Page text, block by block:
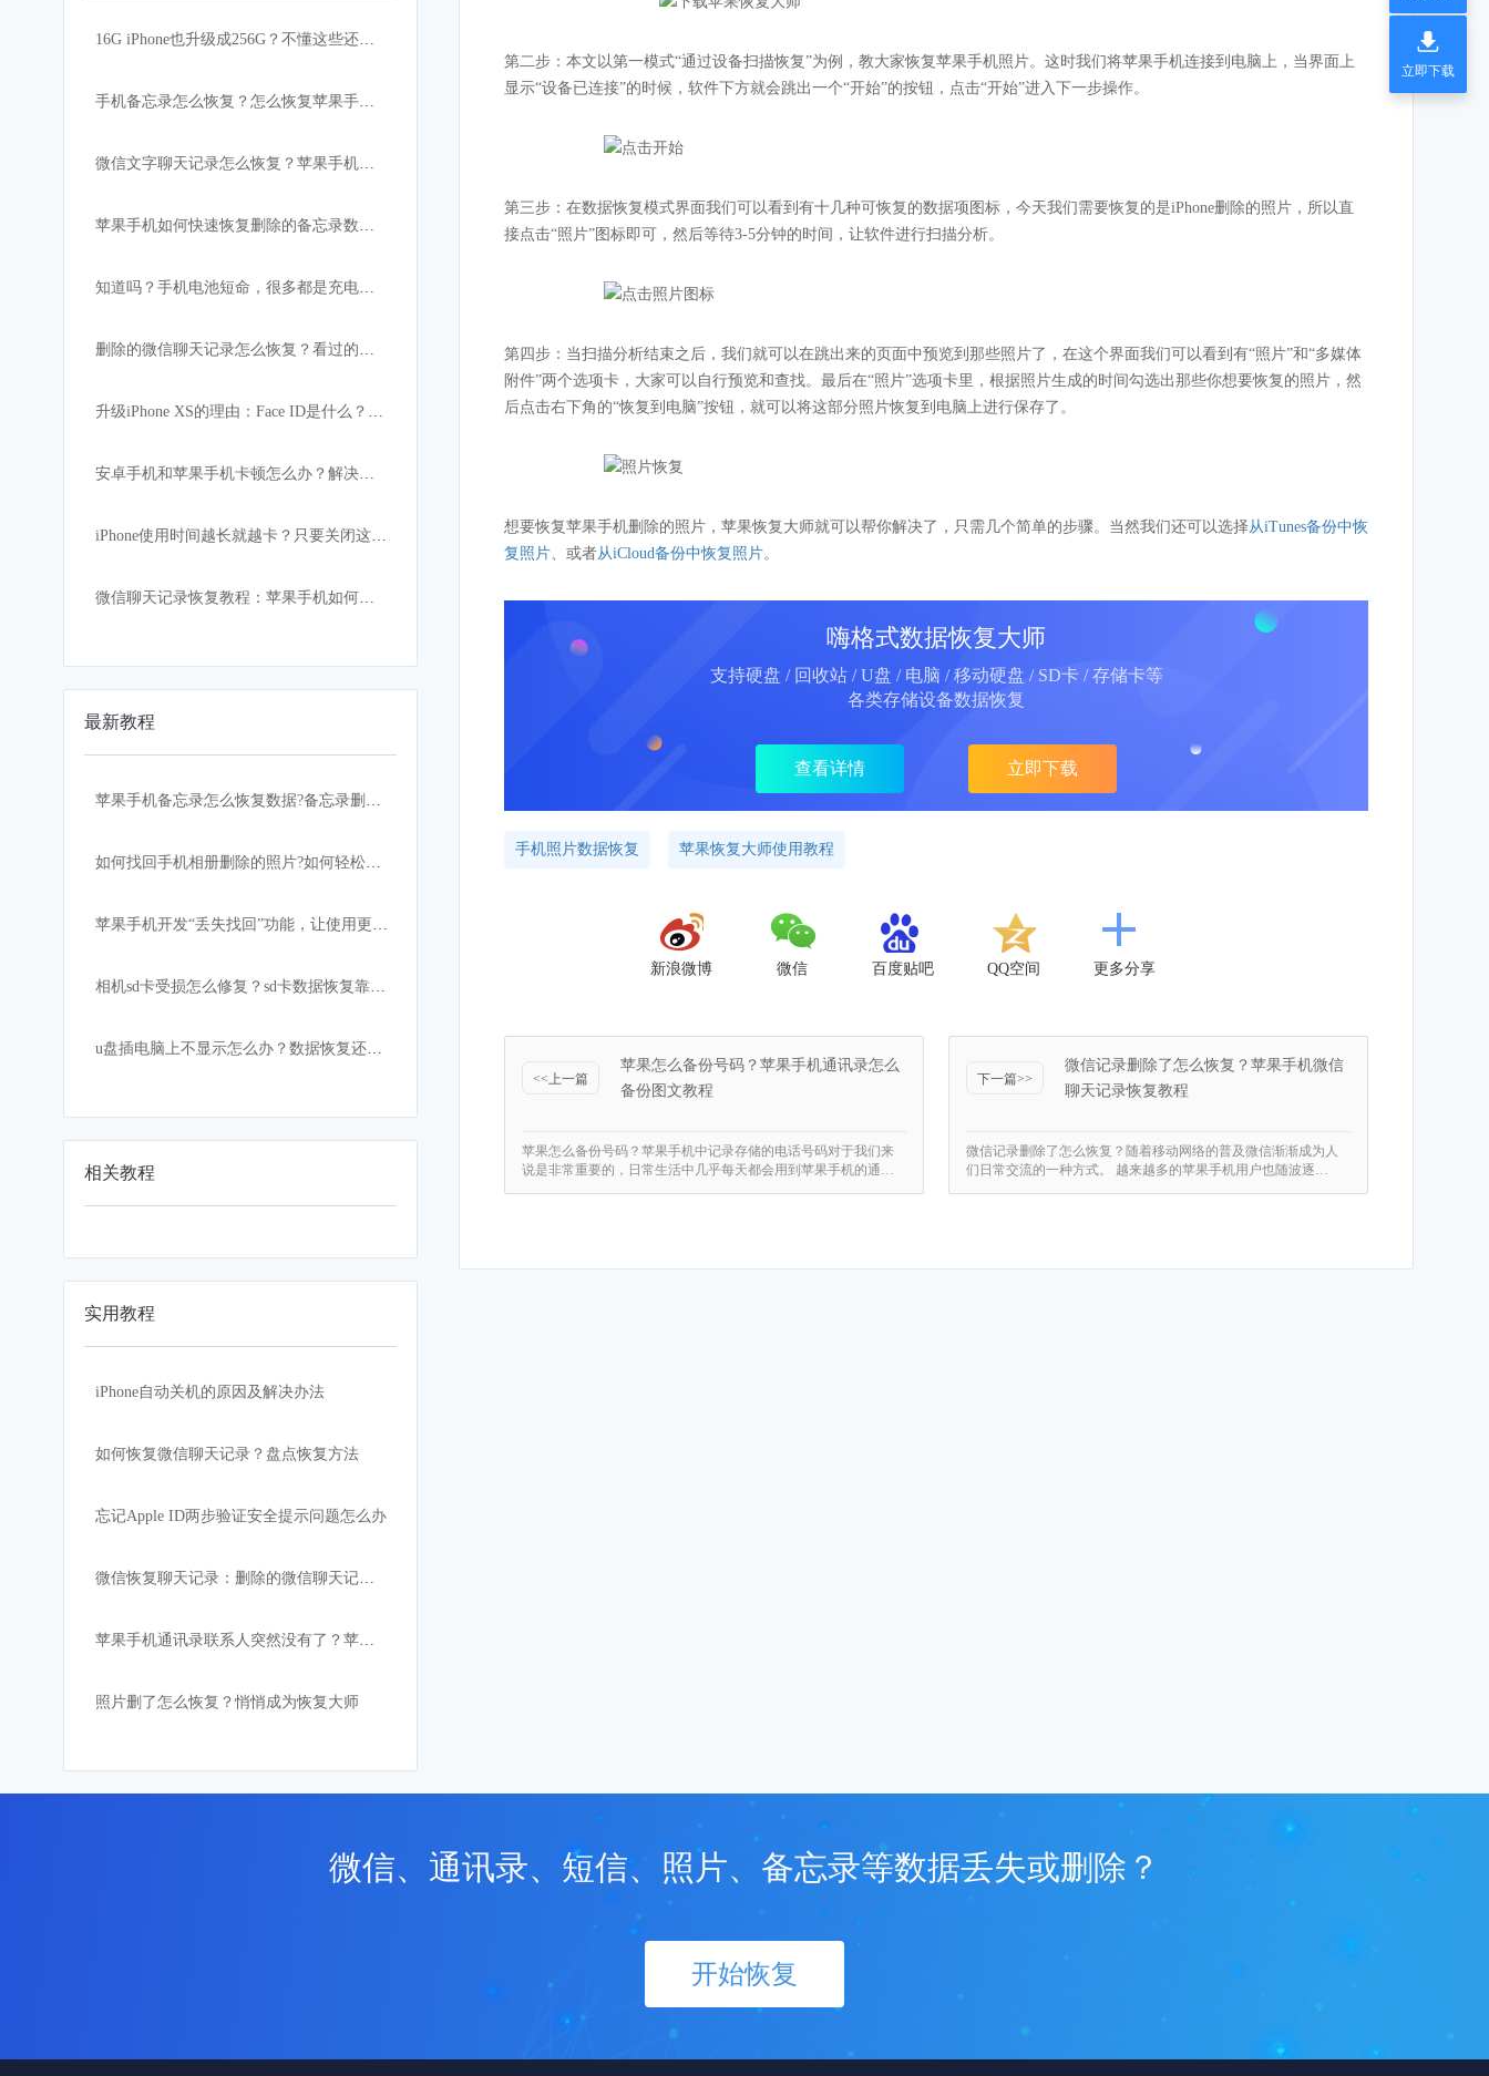
16G iPhone也升级成256G？不懂这些还真的不行！
手机备忘录怎么恢复？怎么恢复苹果手机突然消失的备忘录内容
微信文字聊天记录怎么恢复？苹果手机微信数据恢复教程
苹果手机如何快速恢复删除的备忘录数据:iPhone必备
知道吗？手机电池短命，很多都是充电宝惹的祸！
删除的微信聊天记录怎么恢复？看过的都找回了
升级iPhone XS的理由：Face ID是什么？解锁速度比上代快
安卓手机和苹果手机卡顿怎么办？解决手机卡顿小妙招
iPhone使用时间越长就越卡？只要关闭这设置，手机立马如获重生
微信聊天记录恢复教程：苹果手机如何找回误删的微信聊天记录
最新教程
苹果手机备忘录怎么恢复数据?备忘录删除怎么恢复？
如何找回手机相册删除的照片?如何轻松快速恢复？
苹果手机开发“丢失找回”功能，让使用更加安心！
相机sd卡受损怎么修复？sd卡数据恢复靠这招
u盘插电脑上不显示怎么办？数据恢复还有希望吗
相关教程
实用教程
iPhone自动关机的原因及解决办法
如何恢复微信聊天记录？盘点恢复方法
忘记Apple ID两步验证安全提示问题怎么办
微信恢复聊天记录：删除的微信聊天记录怎么恢复
苹果手机通讯录联系人突然没有了？苹果恢复大师恢复教程
照片删了怎么恢复？悄悄成为恢复大师
第二步：本文以第一模式“通过设备扫描恢复”为例，教大家恢复苹果手机照片。这时我们将苹果手机连接到电脑上，当界面上
显示“设备已连接”的时候，软件下方就会跳出一个“开始”的按钮，点击“开始”进入下一步操作。
第三步：在数据恢复模式界面我们可以看到有十几种可恢复的数据项图标，今天我们需要恢复的是iPhone删除的照片，所以直
接点击“照片”图标即可，然后等待3-5分钟的时间，让软件进行扫描分析。
第四步：当扫描分析结束之后，我们就可以在跳出来的页面中预览到那些照片了，在这个界面我们可以看到有“照片”和“多媒体
附件”两个选项卡，大家可以自行预览和查找。最后在“照片”选项卡里，根据照片生成的时间勾选出那些你想要恢复的照片，然
后点击右下角的“恢复到电脑”按钮，就可以将这部分照片恢复到电脑上进行保存了。
想要恢复苹果手机删除的照片，苹果恢复大师就可以帮你解决了，只需几个简单的步骤。当然我们还可以选择从iTunes备份中恢
复照片、或者从iCloud备份中恢复照片。
嗨格式数据恢复大师
支持硬盘 / 回收站 / U盘 / 电脑 / 移动硬盘 / SD卡 / 存储卡等
各类存储设备数据恢复
查看详情 立即下载
手机照片数据恢复 苹果恢复大师使用教程
新浪微博 微信 百度贴吧 QQ空间 更多分享
<<上一篇
苹果怎么备份号码？苹果手机通讯录怎么
备份图文教程
苹果怎么备份号码？苹果手机中记录存储的电话号码对于我们来
说是非常重要的，日常生活中几乎每天都会用到苹果手机的通…
下一篇>>
微信记录删除了怎么恢复？苹果手机微信
聊天记录恢复教程
微信记录删除了怎么恢复？随着移动网络的普及微信渐渐成为人
们日常交流的一种方式。 越来越多的苹果手机用户也随波逐…
微信、通讯录、短信、照片、备忘录等数据丢失或删除？
开始恢复

立即下载